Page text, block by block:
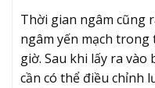
Thời gian ngâm cũng
ngâm yến mạch
giờ. Sau khi lấy ra
cần có thể điều chỉnh